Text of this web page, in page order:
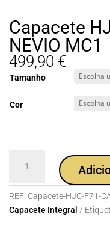
Capacete
NEVIO MC1
499,90 €
Tamanho
Cor
Capacete
HJC
F71
REF: Capacete-HJC-F71-
Capacete Integral